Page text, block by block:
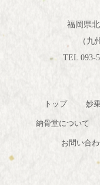
福岡県
（九
TEL 093-
トップ 妙
納骨堂について
お問い合